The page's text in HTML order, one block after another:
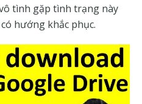
tình gặp tình trạng này
hướng khắc phục.